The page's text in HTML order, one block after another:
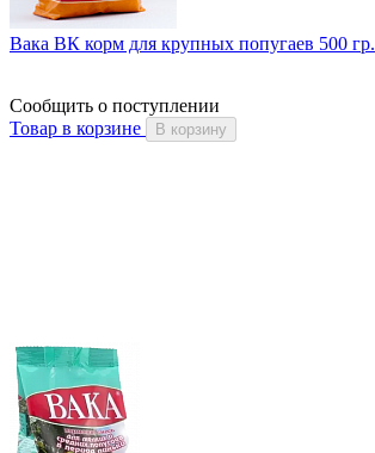
Вака ВК корм для крупных попугаев 500 гр.
Сообщить о поступлении
Товар в корзине
В корзину